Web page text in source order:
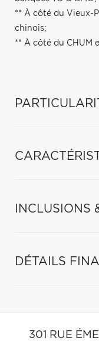
** À côté du Vieux-
chinois;
** À côté du CHUM
INCLUSIONS
DÉTAILS
301 RUE